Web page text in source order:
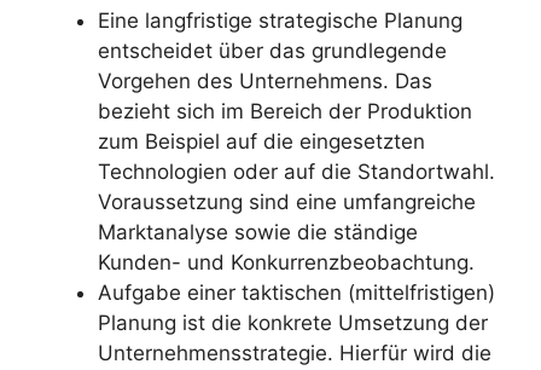
Eine langfristige strategische Planung
entscheidet über das grundlegende
Vorgehen des Unternehmens. Das
bezieht sich im Bereich der Produktion
zum Beispiel auf die eingesetzten
Technologien oder auf die Standortwahl.
Voraussetzung sind eine umfangreiche
Marktanalyse sowie die ständige
Kunden- und Konkurrenzbeobachtung.
Aufgabe einer taktischen (mittelfristigen)
Planung ist die konkrete Umsetzung der
Unternehmensstrategie. Hierfür wird die